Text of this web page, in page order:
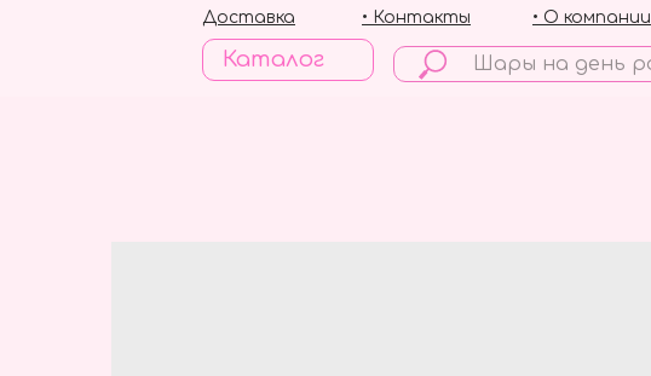
Каталог
• О компании
• Контакты
Доставка